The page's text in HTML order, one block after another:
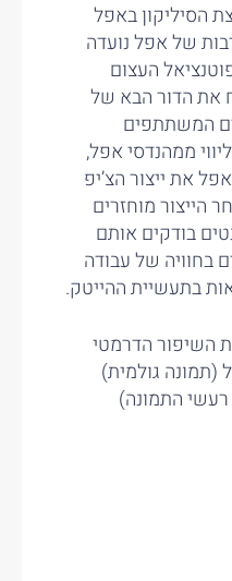
הסיליקון באפל
של אפל נועדה
העצום
את הדור הבא של
המשתתפים
ממהנדסי אפל,
את ייצור הצ’יפ
הייצור מוחזרים
בודקים אותם
בחוויה של עבודה
בתעשיית ההייטק.
השיפור הדרמטי
גולמית)
רעשי התמונה)